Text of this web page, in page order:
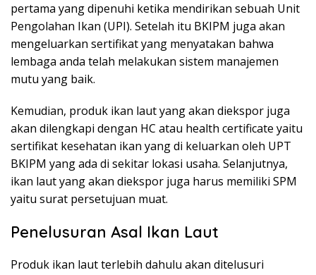
pertama yang dipenuhi ketika mendirikan sebuah Unit
Pengolahan Ikan (UPI). Setelah itu BKIPM juga akan
mengeluarkan sertifikat yang menyatakan bahwa
lembaga anda telah melakukan sistem manajemen
mutu yang baik.
Kemudian, produk ikan laut yang akan diekspor juga
akan dilengkapi dengan HC atau health certificate yaitu
sertifikat kesehatan ikan yang di keluarkan oleh UPT
BKIPM yang ada di sekitar lokasi usaha. Selanjutnya,
ikan laut yang akan diekspor juga harus memiliki SPM
yaitu surat persetujuan muat.
Penelusuran Asal Ikan Laut
Produk ikan laut terlebih dahulu akan ditelusuri